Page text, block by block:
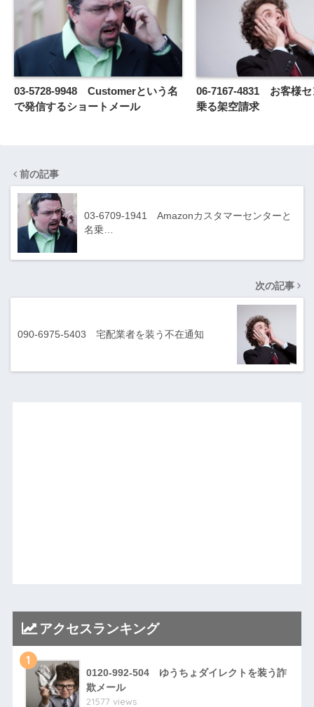
03-5728-9948 Customerという名
で発信するショートメール
06-7167-4831 お客様セ
乗る架空請求
前の記事
03-6709-1941 Amazonカスタマーセンターと
名乗…
次の記事
090-6975-5403 宅配業者を装う不在通知
アクセスランキング
1
0120-992-504 ゆうちょダイレクトを装う詐
欺メール
21577 views